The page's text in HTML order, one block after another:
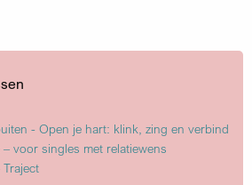
- Open je hart: klink, zing en verbind
voor singles met relatiewens